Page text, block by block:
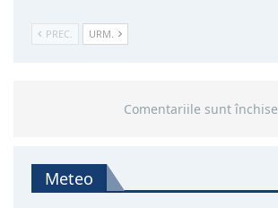
PREC. URM.
Comentariile sunt închise
Meteo